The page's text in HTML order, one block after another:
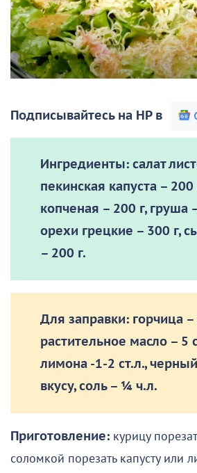
Подписывайтесь на НР в
Ингредиенты: салат
пекинская капуста – 200
копченая – 200 г, груша
орехи грецкие – 300 г,
– 200 г.
Для заправки: горчица –
растительное масло – 5
лимона -1-2 ст.л.,
вкусу, соль – ¼ ч.л.
Приготовление: курицу
соломкой порезать капусту или